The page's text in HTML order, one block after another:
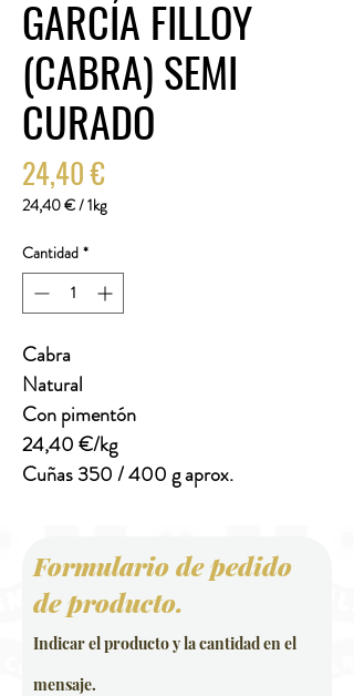
GARCÍA FILLOY
(CABRA) SEMI
CURADO
24,40 €Precio
24,40 €/1kg
por
1
Kilogramos
Cantidad *
Cabra
Natural
Con pimentón
24,40 €/kg
Cuñas 350 / 400 g aprox.
Formulario de pedido
de producto.
Indicar el producto y la cantidad en el
mensaje.